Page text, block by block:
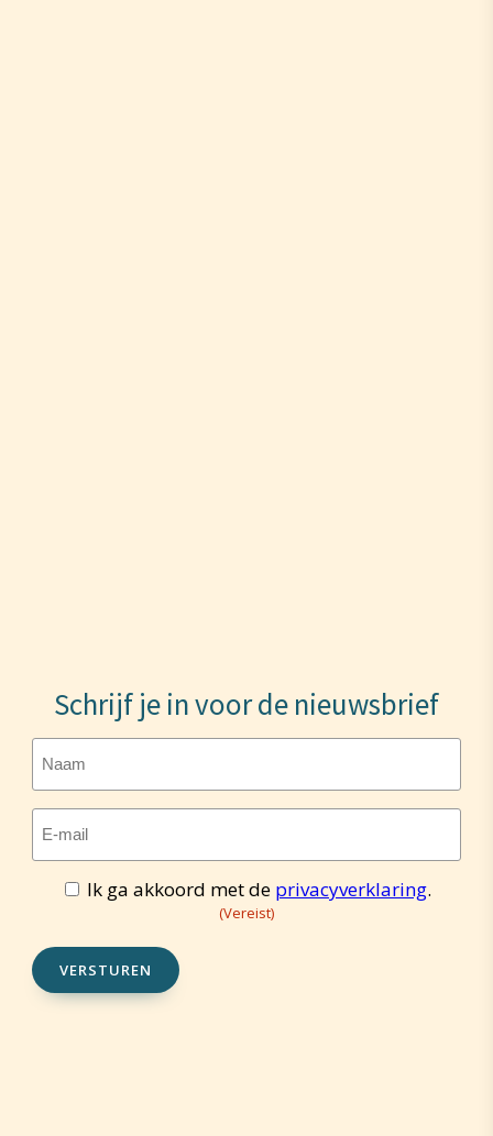
Schrijf je in voor de nieuwsbrief
Naam
E-
mailadres(Vereist)
Toestemming(Vereist)
Ik ga akkoord met de privacyverklaring.
(Vereist)
VERSTUREN